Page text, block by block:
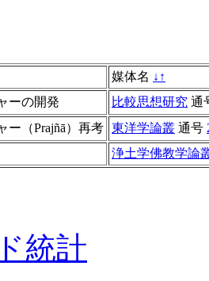
媒体名 ↓ ↑
ーの開発 比較思想研究 通
ー（Prajñā）再考 東洋学論叢 通号
浄土学佛教学論
統計